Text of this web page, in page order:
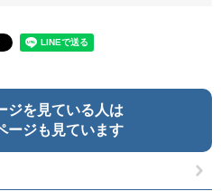
ジを見ている人は
ージも見ています